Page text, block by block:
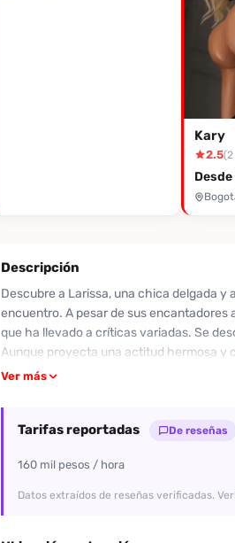
Kary
2.5(2
Descripción
Descubre a Larissa, una chica delgada
encuentro. A pesar de sus encantadores
que ha llevado a críticas variadas. Se
Aunque proyecta una actitud hermosa y
con las expectativas. Los clientes han
diferentes experiencias previas de otros.
realistas.
Ver más
Tarifas reportadas De reseñas
160 mil pesos / hora
Datos extraídos de reseñas verificadas.